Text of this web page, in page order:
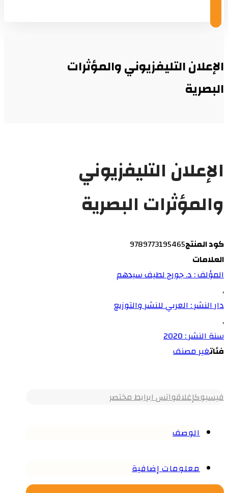
الإعلان التليفزيوني والمؤثرات
البصرية
الإعلان التليفزيوني
والمؤثرات البصرية
كود المنتج9789773195465
العلامات
المؤلف : د. جورج لطيف سيدهم
,
دار النشر : العربي للنشر والتوزيع
,
سنة النشر : 2020
فئاتغير مصنف
فيسبوكإغلاقواتس ابرابط مختصر
الوصف
معلومات إضافية